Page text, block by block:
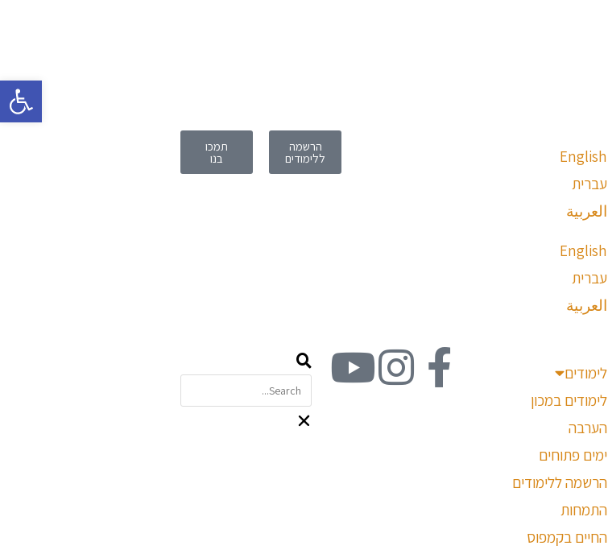
English
עברית
العربية
English
עברית
العربية
הרשמה
ללימודים
תמכו
בנו
לימודים
לימודים במכון
הערבה
ימים פתוחים
הרשמה ללימודים
התמחות
החיים בקמפוס